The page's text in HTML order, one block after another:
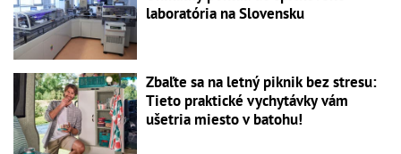
laboratória na Slovensku
Zbaľte sa na letný piknik bez stresu:
Tieto praktické vychytávky vám
ušetria miesto v batohu!